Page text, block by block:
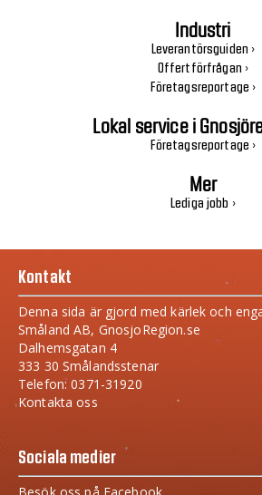
Industri
Leverantörsguiden ›
Offertförfrågan ›
Företagsreportage ›
Lokal service i
Företagsreportage ›
Mer
Lediga jobb ›
Kontakt
Denna sida är gjord med kärlek och
Småland AB, GnosjoRegion.se
Dalhemsgatan 4
333 30 Smålandsstenar
Telefon: 0371-31920
Kontakta oss
Sociala medier